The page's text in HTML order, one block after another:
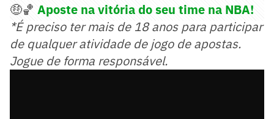
🤑🏀 Aposte na vitória do seu time na NBA!
*É preciso ter mais de 18 anos para participar
de qualquer atividade de jogo de apostas.
Jogue de forma responsável.